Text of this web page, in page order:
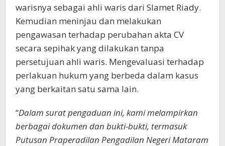
warisnya sebagai ahli waris dari Slamet Riady.
Kemudian meninjau dan melakukan
pengawasan terhadap perubahan akta CV
secara sepihak yang dilakukan tanpa
persetujuan ahli waris. Mengevaluasi terhadap
perlakuan hukum yang berbeda dalam kasus
yang berkaitan satu sama lain.
“Dalam surat pengaduan ini, kami melampirkan
berbagai dokumen dan bukti-bukti, termasuk
Putusan Praperadilan Pengadilan Negeri Mataram